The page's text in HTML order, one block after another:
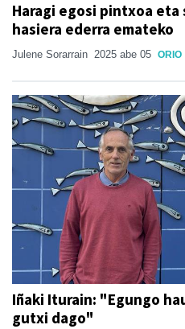
Haragi egosi pintxoa eta
hasiera ederra emateko
Julene Sorarrain 2025 abe 05 ORIO
Iñaki Iturain: "Egungo
gutxi dago"